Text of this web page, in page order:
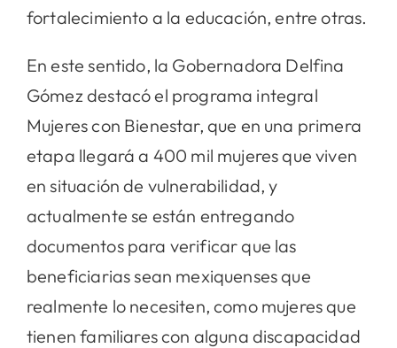
fortalecimiento a la educación, entre otras.
En este sentido, la Gobernadora Delfina
Gómez destacó el programa integral
Mujeres con Bienestar, que en una primera
etapa llegará a 400 mil mujeres que viven
en situación de vulnerabilidad, y
actualmente se están entregando
documentos para verificar que las
beneficiarias sean mexiquenses que
realmente lo necesiten, como mujeres que
tienen familiares con alguna discapacidad